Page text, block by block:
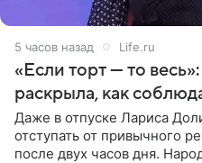
5 часов назад Life.ru
«Если торт — то
раскрыла, как
Даже в отпуске Лариса
отступать от привычного
после двух часов дня.